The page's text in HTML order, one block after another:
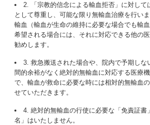
2. 「宗教的信念による輸血拒否」に対して
として尊重し、可能な限り無輸血治療を行い
輸血（輸血が生命の維持に必要な場合でも輸
希望される場合には、それに対応できる他の
勧めします。
3. 救急搬送された場合や、院内で予期しな
間的余裕がなく絶対的無輸血に対応する医療
で、輸血が救命に必要な時には相対的無輸血
せていただきます。
4. 絶対的無輸血の行使に必要な「免責証書
名」はいたしません。